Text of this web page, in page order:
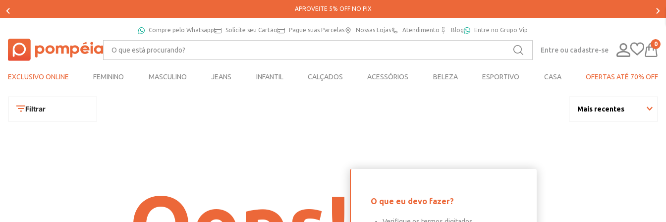
APROVEITE 5% OFF NO PIX
Compre pelo Whatsapp Solicite seu Cartão Pague suas Parcelas Nossas Lojas Atendimento Blog Entre no Grupo Vip
O que está procurando?
Entre ou cadastre-se
0
EXCLUSIVO ONLINE FEMININO MASCULINO JEANS INFANTIL CALÇADOS ACESSÓRIOS BELEZA ESPORTIVO CASA OFERTAS ATÉ 70% OFF
Filtrar Mais recentes
O que eu devo fazer?